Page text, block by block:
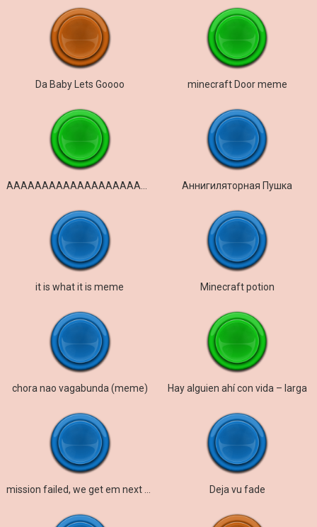
Da Baby Lets Goooo minecraft Door meme
Аннигиляторная Пушка
it is what it is meme Minecraft potion
chora nao vagabunda (meme) Hay alguien ahí con vida – larga
Deja vu fade